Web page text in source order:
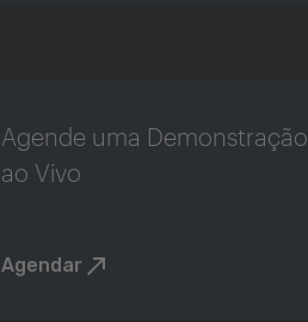
Agende uma Demonstração
ao Vivo
Agendar